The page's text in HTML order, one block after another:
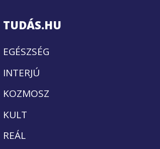
TUDÁS.HU
EGÉSZSÉG
INTERJÚ
KOZMOSZ
KULT
REÁL